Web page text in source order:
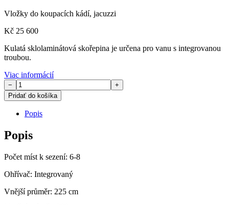
Vložky do koupacích kádí, jacuzzi
Kč 25 600
Kulatá sklolaminátová skořepina je určena pro vanu s integrovanou
troubou.
Viac informácií
Sklolaminát
225
vnitřní
(modrá
perleť)
množství
−
+
Pridať do košíka
Popis
Popis
Počet míst k sezení: 6-8
Ohřívač: Integrovaný
Vnější průměr: 225 cm